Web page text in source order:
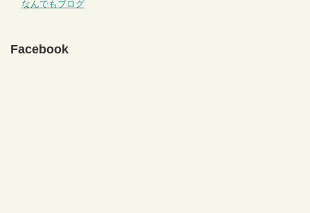
なんでもブログ
Facebook